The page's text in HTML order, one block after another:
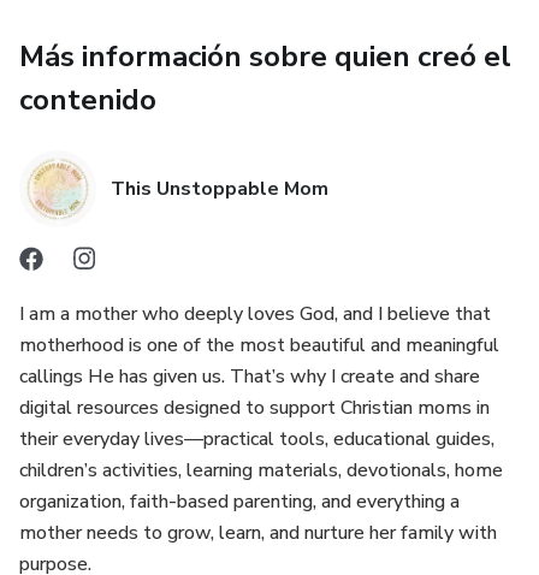
Transición de Presencia Gradual (TPG): Una escalera de
autonomía para que tu bebé aprenda a dormir sintiéndose
Lo que recibirás hoy:
1. Ebook Principal: El paso a paso de 0 a 3 años.
2. Bono 1: El Mapa de las Noches Difíciles. Guía de
decisiones en tiempo real para cuando no sabes qué hacer
en la madrugada.
3. Bono 2: Rutina Anticortisol. 10 minutos para preparar el
cerebro de tu bebé para un sueño profundo.
4. Bono 3: Guía de Colecho Seguro. Cómo dormir juntos
minimizando riesgos y maximizando el vínculo.
Más información sobre quien creó el
contenido
This Unstoppable Mom
I am a mother who deeply loves God, and I believe that
motherhood is one of the most beautiful and meaningful
callings He has given us. That’s why I create and share
digital resources designed to support Christian moms in
their everyday lives—practical tools, educational guides,
children’s activities, learning materials, devotionals, home
organization, faith-based parenting, and everything a
mother needs to grow, learn, and nurture her family with
purpose.